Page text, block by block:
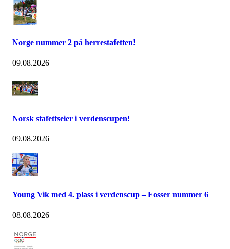
Norge nummer 2 på herrestafetten!
09.08.2026
Norsk stafettseier i verdenscupen!
09.08.2026
Young Vik med 4. plass i verdenscup – Fosser nummer 6
08.08.2026